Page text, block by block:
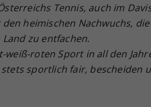
Tennis, auch im
heimischen Nachwuchs,
zu entfachen.
roten Sport in all den
sportlich fair, bescheiden